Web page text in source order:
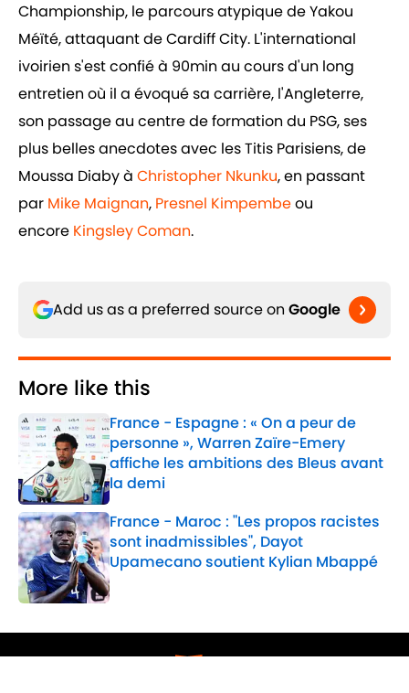
Championship, le parcours atypique de Yakou
Méïté, attaquant de Cardiff City. L'international
ivoirien s'est confié à 90min au cours d'un long
entretien où il a évoqué sa carrière, l'Angleterre,
son passage au centre de formation du PSG, ses
plus belles anecdotes avec les Titis Parisiens, de
Moussa Diaby à Christopher Nkunku, en passant
par Mike Maignan, Presnel Kimpembeou
encore Kingsley Coman.
Add us as a preferred source on Google
More like this
France - Espagne : « On a peur de
personne », Warren Zaïre-Emery
affiche les ambitions des Bleus avant
la demi
Published by on Invalid Date
France - Maroc : "Les propos racistes
sont inadmissibles", Dayot
Upamecano soutient Kylian Mbappé
Published by on Invalid Date